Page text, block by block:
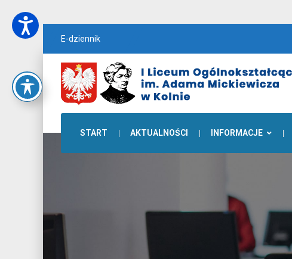
E-dziennik
START AKTUALNOŚCI INFORMACJE